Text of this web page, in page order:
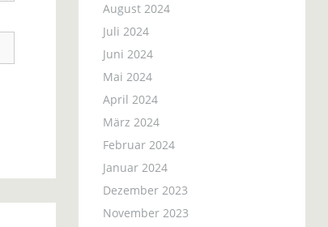
August 2024
Juli 2024
Juni 2024
Mai 2024
April 2024
März 2024
Februar 2024
Januar 2024
Dezember 2023
November 2023